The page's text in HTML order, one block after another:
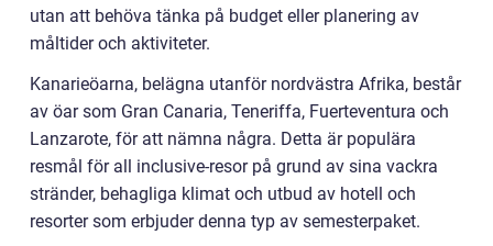
utan att behöva tänka på budget eller planering av
måltider och aktiviteter.
Kanarieöarna, belägna utanför nordvästra Afrika, består
av öar som Gran Canaria, Teneriffa, Fuerteventura och
Lanzarote, för att nämna några. Detta är populära
resmål för all inclusive-resor på grund av sina vackra
stränder, behagliga klimat och utbud av hotell och
resorter som erbjuder denna typ av semesterpaket.